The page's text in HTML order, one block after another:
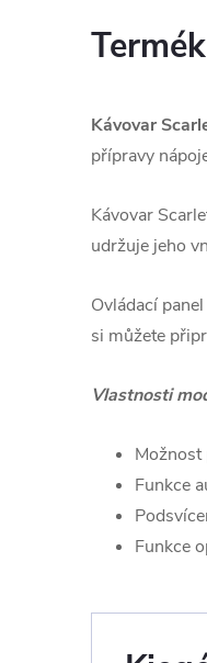
Kávovar
přípravy
Kávovar
udržuje jeho
Ovládací
si můžete
Vlastnosti
Možnost
Funkce
Funkce